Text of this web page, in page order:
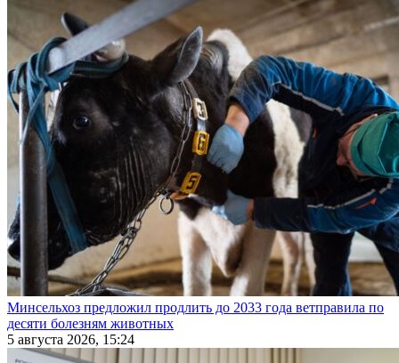
Минсельхоз предложил продлить до 2033 года ветправила по
десяти болезням животных
5 августа 2026, 15:24